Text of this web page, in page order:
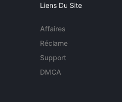
Liens Du Site
Affaires
Réclame
Support
DMCA